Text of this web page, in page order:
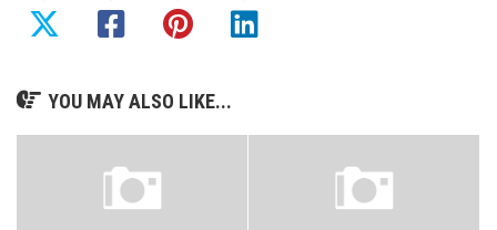
YOU MAY ALSO LIKE...